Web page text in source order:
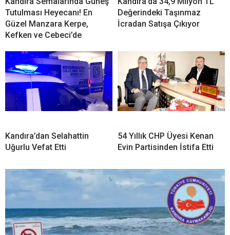
Tutulması Heyecanı! En
Güzel Manzara Kerpe,
Kefken ve Cebeci’de
Değerindeki Taşınmaz
İcradan Satışa Çıkıyor
Kandıra’dan Selahattin
Uğurlu Vefat Etti
54 Yıllık CHP Üyesi Kenan
Evin Partisinden İstifa Etti